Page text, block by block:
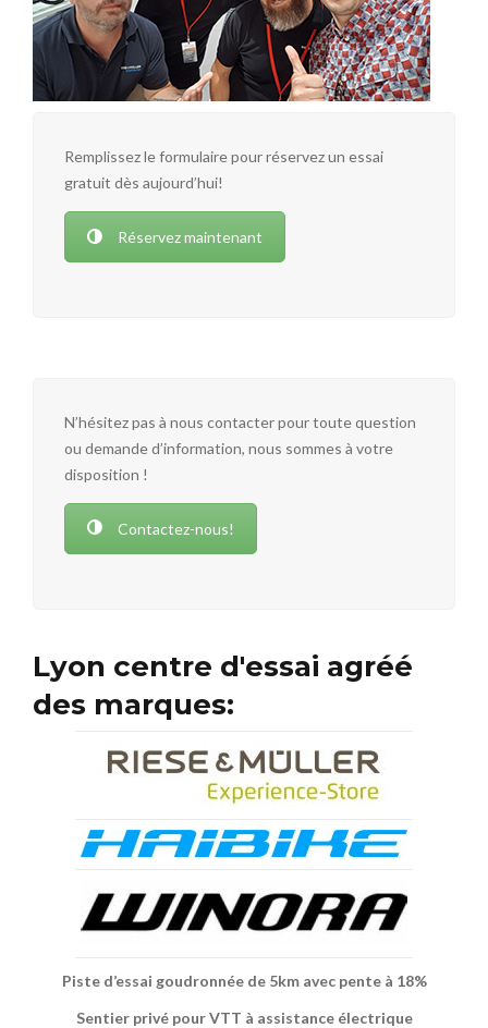
Remplissez le formulaire pour réservez un essai
gratuit dès aujourd’hui!
Réservez maintenant
N’hésitez pas à nous contacter pour toute question
ou demande d’information, nous sommes à votre
disposition !
Contactez-nous!
Lyon centre d'essai agréé
des marques:
Piste d’essai goudronnée de 5km avec pente à 18%
Sentier privé pour VTT à assistance électrique